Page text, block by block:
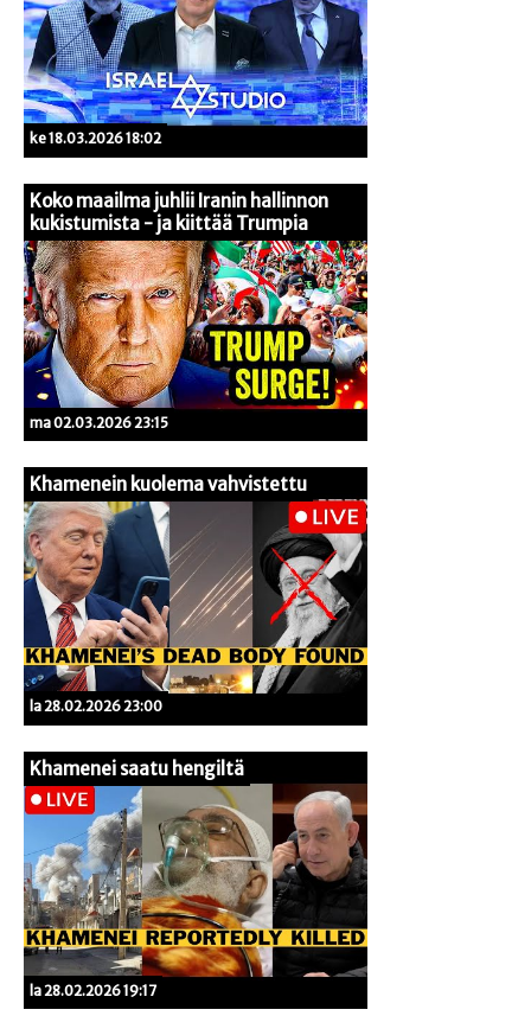
ke 18.03.2026 18:02
Koko maailma juhlii Iranin hallinnon
kukistumista - ja kiittää Trumpia
ma 02.03.2026 23:15
Khamenein kuolema vahvistettu
la 28.02.2026 23:00
Khamenei saatu hengiltä
la 28.02.2026 19:17